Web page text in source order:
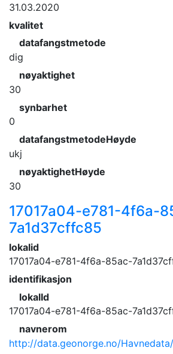
31.03.2020
kvalitet
datafangstmetode
dig
nøyaktighet
30
synbarhet
0
datafangstmetodeHøyde
ukj
nøyaktighetHøyde
30
17017a04-e781-4f6a-
7a1d37cffc85
lokalid
17017a04-e781-4f6a-85ac-
identifikasjon
lokalId
17017a04-e781-4f6a-85ac-
navnerom
http://data.geonorge.no/